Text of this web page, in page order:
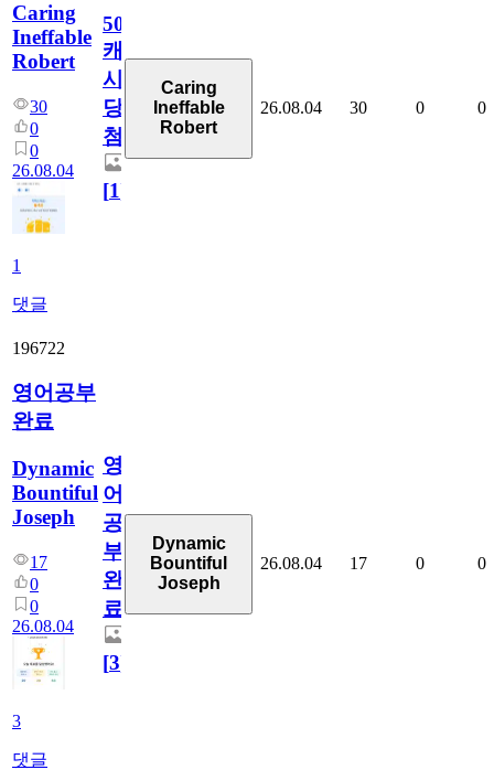
Caring
Ineffable
Robert
30
0
0
26.08.04
1
댓글
50
캐
시
당
첨
[1]
Caring
Ineffable
Robert
26.08.04 30 0 0
196722
영어공부
완료
Dynamic
Bountiful
Joseph
17
0
0
26.08.04
3
댓글
영
어
공
부
완
료
[3]
Dynamic
Bountiful
Joseph
26.08.04 17 0 0